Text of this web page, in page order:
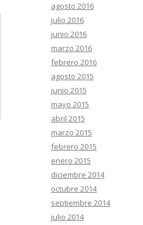
agosto 2016
julio 2016
junio 2016
marzo 2016
febrero 2016
agosto 2015
junio 2015
mayo 2015
abril 2015
marzo 2015
febrero 2015
enero 2015
diciembre 2014
octubre 2014
septiembre 2014
julio 2014